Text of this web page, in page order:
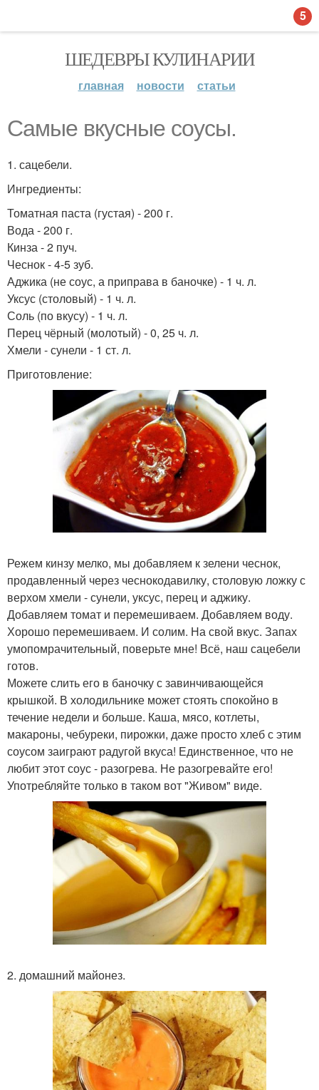
ШЕДЕВРЫ КУЛИНАРИИ
главная новости статьи
Самые вкусные соусы.
1. сацебели.
Ингредиенты:
Томатная паста (густая) - 200 г.
Вода - 200 г.
Кинза - 2 пуч.
Чеснок - 4-5 зуб.
Аджика (не соус, а приправа в баночке) - 1 ч. л.
Уксус (столовый) - 1 ч. л.
Соль (по вкусу) - 1 ч. л.
Перец чёрный (молотый) - 0, 25 ч. л.
Хмели - сунели - 1 ст. л.
Приготовление:
Режем кинзу мелко, мы добавляем к зелени чеснок,
продавленный через чеснокодавилку, столовую ложку с
верхом хмели - сунели, уксус, перец и аджику.
Добавляем томат и перемешиваем. Добавляем воду.
Хорошо перемешиваем. И солим. На свой вкус. Запах
умопомрачительный, поверьте мне! Всё, наш сацебели
готов.
Можете слить его в баночку с завинчивающейся
крышкой. В холодильнике может стоять спокойно в
течение недели и больше. Каша, мясо, котлеты,
макароны, чебуреки, пирожки, даже просто хлеб с этим
соусом заиграют радугой вкуса! Единственное, что не
любит этот соус - разогрева. Не разогревайте его!
Употребляйте только в таком вот "Живом" виде.
2. домашний майонез.
5